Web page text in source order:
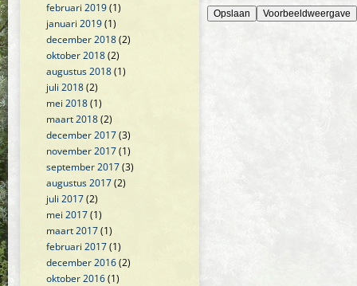
februari 2019(1)
januari 2019(1)
december 2018(2)
oktober 2018(2)
augustus 2018(1)
juli 2018(2)
mei 2018(1)
maart 2018(2)
december 2017(3)
november 2017(1)
september 2017(3)
augustus 2017(2)
juli 2017(2)
mei 2017(1)
maart 2017(1)
februari 2017(1)
december 2016(2)
oktober 2016(1)